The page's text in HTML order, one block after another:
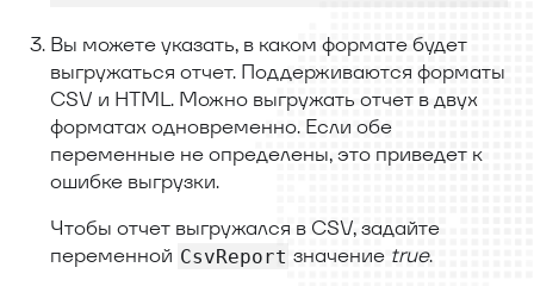
Вы можете указать, в каком формате будет
выгружаться отчет. Поддерживаются форматы
CSV и HTML. Можно выгружать отчет в двух
форматах одновременно. Если обе
переменные не определены, это приведет к
ошибке выгрузки.
Чтобы отчет выгружался в CSV, задайте
переменной CsvReport значение true.